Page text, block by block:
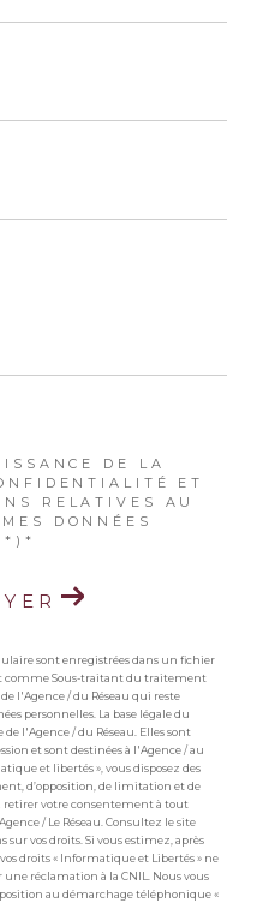
DE LA
ET
RELATIVES AU
DONNÉES
sont enregistrées dans un fichier
comme Sous-traitant du traitement
l'Agence / du Réseau qui reste
personnelles. La base légale du
l'Agence / du Réseau. Elles sont
et sont destinées à l'Agence / au
et libertés », vous disposez des
d’opposition, de limitation et de
retirer votre consentement à tout
/ Le Réseau. Consultez le site
sur vos droits. Si vous estimez, après
droits « Informatique et Libertés » ne
une réclamation à la CNIL. Nous vous
au démarchage téléphonique «